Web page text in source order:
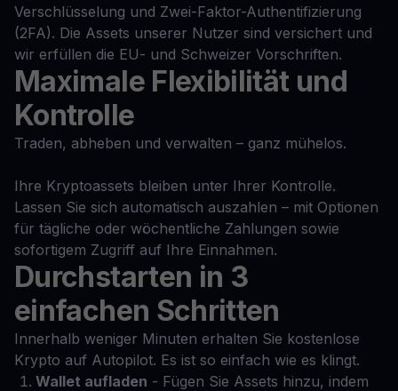
Verschlüsselung und Zwei-Faktor-Authentifizierung
(2FA). Die Assets unserer Nutzer sind versichert und
wir erfüllen die EU- und Schweizer Vorschriften.
Maximale Flexibilität und
Kontrolle
Traden, abheben und verwalten – ganz mühelos.
Ihre Kryptoassets bleiben unter Ihrer Kontrolle.
Lassen Sie sich automatisch auszahlen – mit Optionen
für tägliche oder wöchentliche Zahlungen sowie
sofortigem Zugriff auf Ihre Einnahmen.
Durchstarten in 3
einfachen Schritten
Innerhalb weniger Minuten erhalten Sie kostenlose
Krypto auf Autopilot. Es ist so einfach wie es klingt.
Wallet aufladen - Fügen Sie Assets hinzu, indem